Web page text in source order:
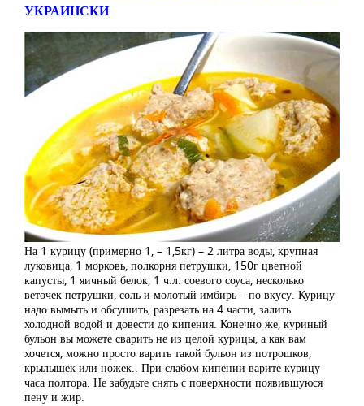
УКРАИНСКИ
На 1 курицу (примерно 1, – 1,5кг) – 2 литра воды, крупная
луковица, 1 морковь, полкорня петрушки, 150г цветной
капусты, 1 яичный белок, 1 ч.л. соевого соуса, несколько
веточек петрушки, соль и молотый имбирь – по вкусу. Курицу
надо вымыть и обсушить, разрезать на 4 части, залить
холодной водой и довести до кипения. Конечно же, куриный
бульон вы можете сварить не из целой курицы, а как вам
хочется, можно просто варить такой бульон из потрошков,
крылышек или ножек.. При слабом кипении варите курицу
часа полтора. Не забудьте снять с поверхности появившуюся
пену и жир.